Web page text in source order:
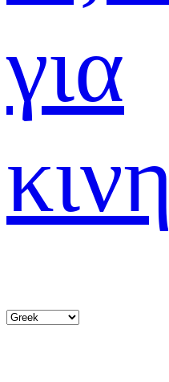
για